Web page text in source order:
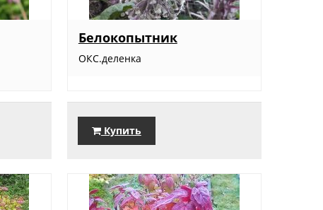
Белокопытник
ОКС.деленка
Купить